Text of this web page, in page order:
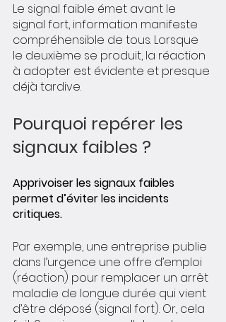
Le signal faible émet avant le
signal fort, information manifeste
compréhensible de tous. Lorsque
le deuxième se produit, la réaction
à adopter est évidente et presque
déjà tardive.
Pourquoi repérer les
signaux faibles ?
Apprivoiser les signaux faibles
permet d’éviter les incidents
critiques.
Par exemple, une entreprise publie
dans l’urgence une offre d’emploi
(réaction) pour remplacer un arrêt
maladie de longue durée qui vient
d’être déposé (signal fort). Or, cela